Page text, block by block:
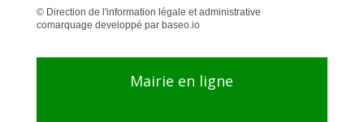
© Direction de l'information légale et administrative
comarquage developpé par baseo.io
Mairie en ligne